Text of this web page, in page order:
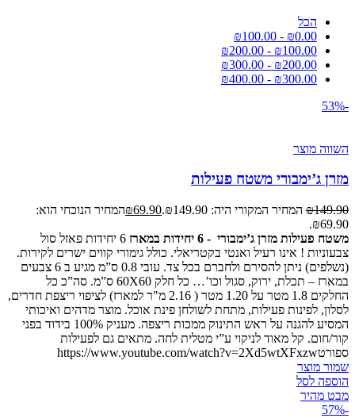
הכל
₪0.00
-
₪100.00
₪100.00
-
₪200.00
₪200.00
-
₪300.00
₪300.00
-
₪400.00
-53%
השווה מוצר
מזרן ג’ימבורי משטח פעילות
₪149.90 המחיר המקורי היה: ₪149.90. ₪69.90
המחיר הנוכחי הוא:
₪69.90.
משטח פעילות מזרן ג’ימבורי - 6 יחידות במארז
6 יחידות פאזל סול
צבעוניות ! אינו רעיל ואנטי בקטריאלי. כולל גימורי קווים ישרים לקירות.
(נשלפים) ניתן להסירם ולחברם בכל צד. עובי 0.8 ס”מ מגיע ב 6 צבעים
במארז – תכלת, ירוק, סגול וכו’… כל חלק 60X60 ס”מ. סה”כ כל
החלקים 1.8 מטר על 1.20 מטר ( 2.16 מ"ר למארז) לציפוי ריצפת חדרים,
לסלון, לפינות פעילות, מתחת לשולחן פינת אוכל. מוצר מדהים ואיכותי
המסיע להגנה על ראש התינוק ממכות ריצפה. מעניק 100% בידוד בפני
קור/חום. קל מאוד לניקוי ע”י מטלית לחה. מתאים גם לפעילות
ספורטhttps://www.youtube.com/watch?v=2Xd5wtXFxzw
שמור מוצר
הוספה לסל
מבט מהיר
-57%